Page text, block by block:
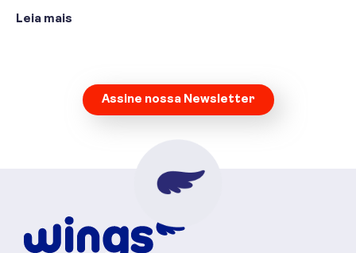
Leia mais
Assine nossa Newsletter